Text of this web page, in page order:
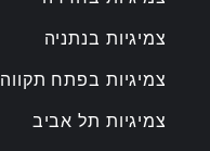
צמיגיות בנתניה
צמיגיות בפתח תקווה
צמיגיות תל אביב